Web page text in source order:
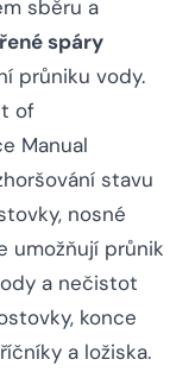
sběru a
spáry
průniku vody.
of
Manual
stavu
nosné
umožňují průnik
a nečistot
konce
a ložiska.